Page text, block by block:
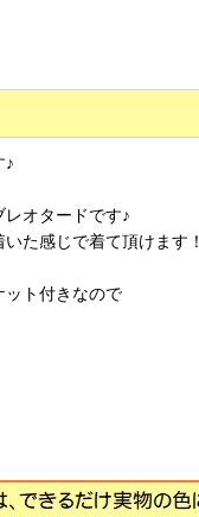
♪
オタードです♪
た感じで着て頂けます！
ット付きなので